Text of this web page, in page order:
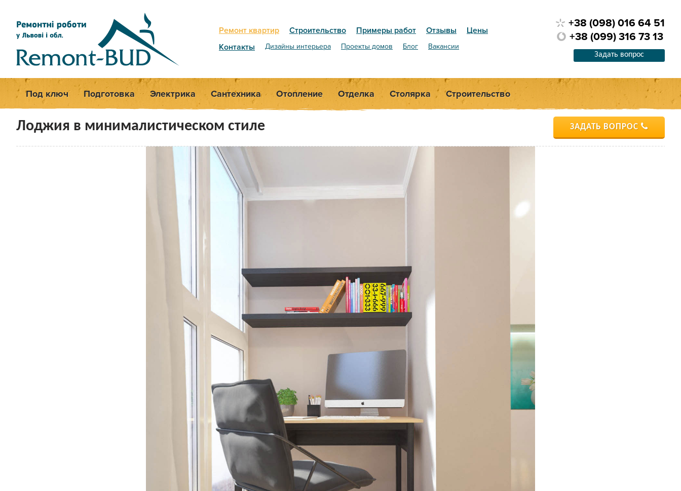
Ремонт квартир Строительство Примеры работ Отзывы
Цены
Контакты
Дизайны интерьера Проекты домов Блог Вакансии
+38 (098) 016 64 51
+38 (099) 316 73 13
Задать вопрос
Под ключ Подготовка Электрика Сантехника Отопление Отделка Столярка Строительство
Лоджия в минималистическом стиле ЗАДАТЬ ВОПРОС